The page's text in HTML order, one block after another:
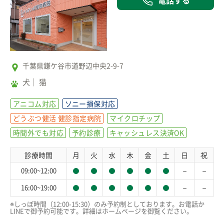
千葉県鎌ケ谷市道野辺中央2-9-7
犬 猫
アニコム対応
ソニー損保対応
どうぶつ健活 健診指定病院
マイクロチップ
時間外でも対応
予約診療 キャッシュレス決済OK
診療時間 月 火 水 木 金 土 日 祝
09:00~12:00 － －
16:00~19:00 － －
※しっぽ時間（12:00-15:30）のみ予約制としております。お電話か
LINEで御予約可能です。詳細はホームページを御覧ください。